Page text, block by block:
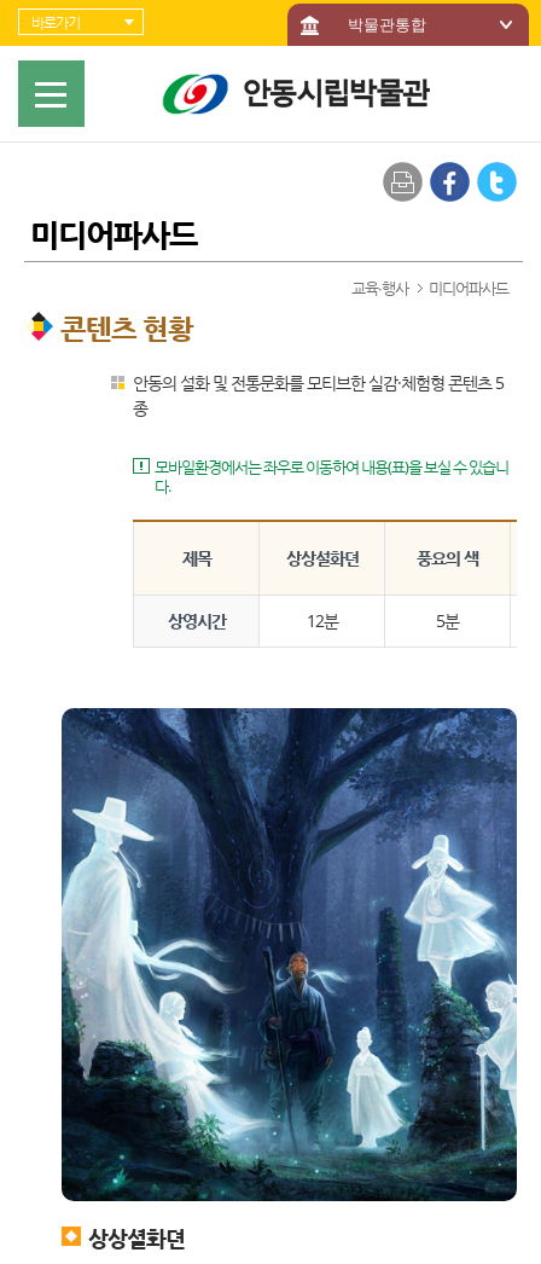
바로가기 메뉴
바로가기 박물관통합
미디어파사드
교육∙행사 미디어파사드
콘텐츠 현황
안동의 설화 및 전통문화를 모티브한 실감·체험형 콘텐츠 5
종
모바일환경에서는 좌우로 이동하여 내용(표)을 보실 수 있습니
다.
제목 상상설화뎐 풍요의 색
상영시간 12분 5분
상상셜화뎐